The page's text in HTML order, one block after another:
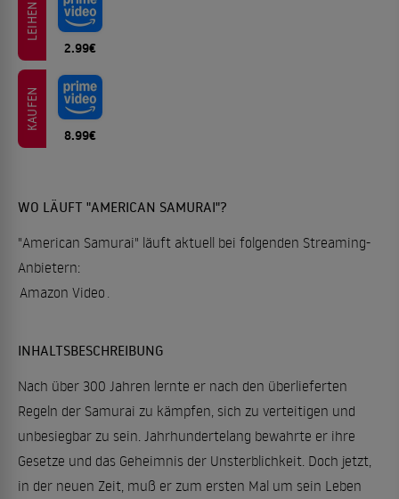
LEIHEN
2.99€
KAUFEN
8.99€
WO LÄUFT "AMERICAN SAMURAI"?
"American Samurai" läuft aktuell bei folgenden Streaming-
Anbietern:
Amazon Video .
INHALTSBESCHREIBUNG
Nach über 300 Jahren lernte er nach den überlieferten
Regeln der Samurai zu kämpfen, sich zu verteitigen und
unbesiegbar zu sein. Jahrhundertelang bewahrte er ihre
Gesetze und das Geheimnis der Unsterblichkeit. Doch jetzt,
in der neuen Zeit, muß er zum ersten Mal um sein Leben